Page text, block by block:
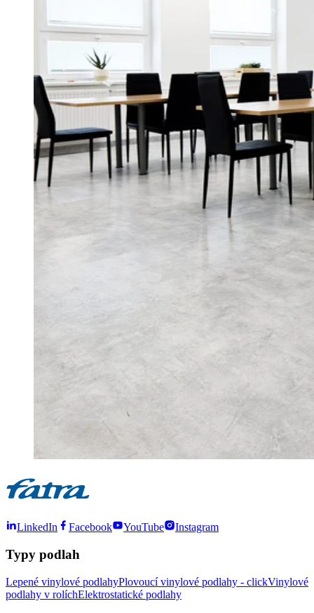
LinkedIn Facebook YouTube Instagram
Typy podlah
Lepené vinylové podlahyPlovoucí vinylové podlahy - clickVinylové
podlahy v rolíchElektrostatické podlahy